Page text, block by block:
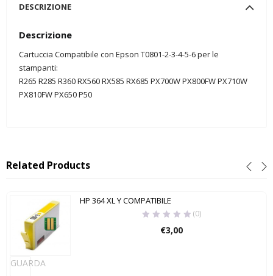
DESCRIZIONE
Descrizione
Cartuccia Compatibile con Epson T0801-2-3-4-5-6 per le
stampanti:
R265 R285 R360 RX560 RX585 RX685 PX700W PX800FW PX710W
PX810FW PX650 P50
Related Products
GUARDA
HP 364 XL Y COMPATIBILE
(0)
€3,00